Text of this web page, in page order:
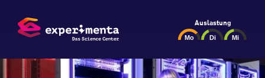
Auslastung